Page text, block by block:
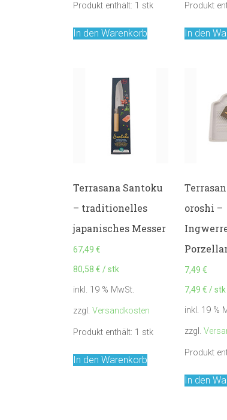
Produkt enthält: 1 stk
In den Warenkorb
Produkt
In den
Terrasana Santoku
– traditionelles
japanisches Messer
67,49 €
80,58 € / stk
inkl. 19 % MwSt.
zzgl. Versandkosten
Produkt enthält: 1 stk
In den Warenkorb
oroshi –
7,49€
7,49€ /stk
inkl. 19 %
zzgl.
Produkt
In den